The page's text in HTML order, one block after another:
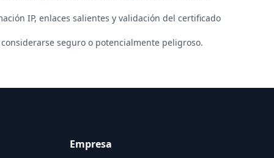
IP, enlaces salientes y validación del certificado
seguro o potencialmente peligroso.
Empresa